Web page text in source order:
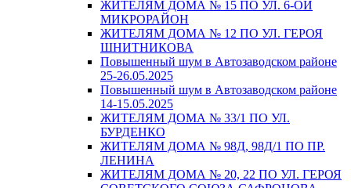
ЖИТЕЛЯМ ДОМА № 15 ПО УЛ. 6-ОЙ
МИКРОРАЙОН
ЖИТЕЛЯМ ДОМА № 12 ПО УЛ. ГЕРОЯ
ШНИТНИКОВА
Повышенный шум в Автозаводском районе
25-26.05.2025
Повышенный шум в Автозаводском районе
14-15.05.2025
ЖИТЕЛЯМ ДОМА № 33/1 ПО УЛ.
БУРДЕНКО
ЖИТЕЛЯМ ДОМА № 98Д, 98Д/1 ПО ПР.
ЛЕНИНА
ЖИТЕЛЯМ ДОМА № 20, 22 ПО УЛ. ГЕРОЯ